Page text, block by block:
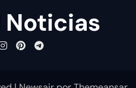
Noticias